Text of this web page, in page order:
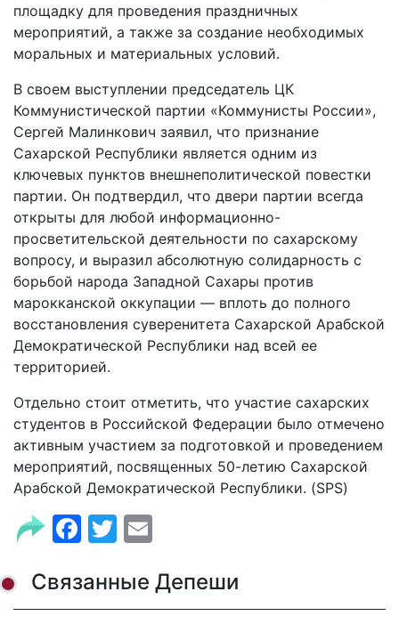
площадку для проведения праздничных
мероприятий, а также за создание необходимых
моральных и материальных условий.
В своем выступлении председатель ЦК
Коммунистической партии «Коммунисты России»,
Сергей Малинкович заявил, что признание
Сахарской Республики является одним из
ключевых пунктов внешнеполитической повестки
партии. Он подтвердил, что двери партии всегда
открыты для любой информационно-
просветительской деятельности по сахарскому
вопросу, и выразил абсолютную солидарность с
борьбой народа Западной Сахары против
марокканской оккупации — вплоть до полного
восстановления суверенитета Сахарской Арабской
Демократической Республики над всей ее
территорией.
Отдельно стоит отметить, что участие сахарских
студентов в Российской Федерации было отмечено
активным участием за подготовкой и проведением
мероприятий, посвященных 50-летию Сахарской
Арабской Демократической Республики. (SPS)
Facebook
Twitter
Связанные Депеши